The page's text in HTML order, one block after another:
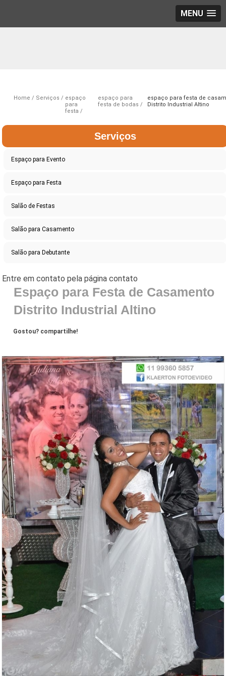
MENU
Home Serviços
espaço
para
festa
espaço para
festa de bodas
espaço para festa de
Distrito Industrial Altino
Serviços
Espaço para Evento
Espaço para Festa
Salão de Festas
Salão para Casamento
Salão para Debutante
Espaço para Festa de Casamento
Distrito Industrial Altino
Gostou? compartilhe!